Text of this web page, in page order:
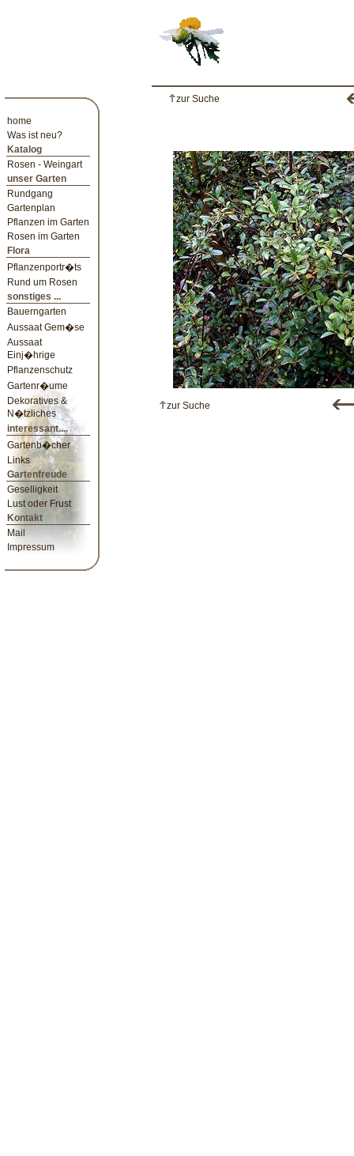
home
Was ist neu?
Katalog
Rosen - Weingart
unser Garten
Rundgang
Gartenplan
Pflanzen im Garten
Rosen im Garten
Flora
Pflanzenportr�ts
Rund um Rosen
sonstiges ...
Bauerngarten
Aussaat Gem�se
Aussaat
Einj�hrige
Pflanzenschutz
Gartenr�ume
Dekoratives &
N�tzliches
interessant....
Gartenb�cher
Links
Gartenfreude
Geselligkeit
Lust oder Frust
Kontakt
Mail
Impressum
zur Suche
zur Suche